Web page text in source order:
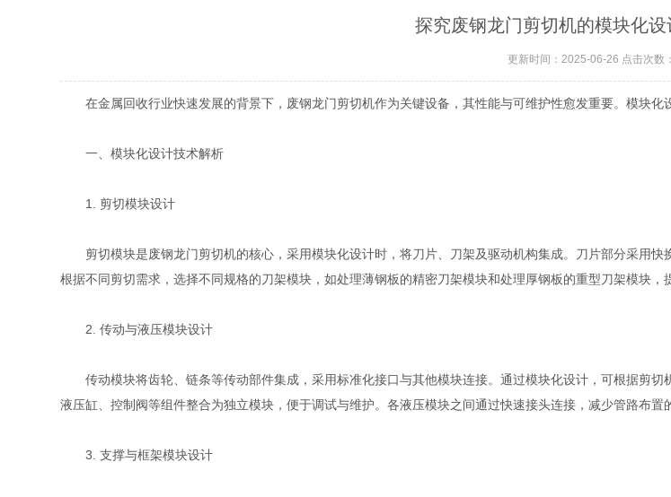
探究废钢龙门剪切机的模块化
更新时间：2025-06-26 点击次数
在金属回收行业快速发展的背景下，废钢龙门剪切机作为关键设备，其性能与可维护性愈发重要。模块化
一、模块化设计技术解析
1. 剪切模块设计
剪切模块是废钢龙门剪切机的核心，采用模块化设计时，将刀片、刀架及驱动机构集成。刀片部分采用快
根据不同剪切需求，选择不同规格的刀架模块，如处理薄钢板的精密刀架模块和处理厚钢板的重型刀架模块，
2. 传动与液压模块设计
传动模块将齿轮、链条等传动部件集成，采用标准化接口与其他模块连接。通过模块化设计，可根据剪切
液压缸、控制阀等组件整合为独立模块，便于调试与维护。各液压模块之间通过快速接头连接，减少管路布置
3. 支撑与框架模块设计